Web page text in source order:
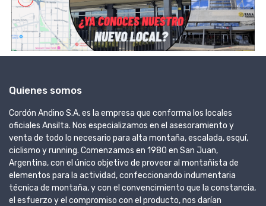
Quienes somos
Cordón Andino S.A. es la empresa que conforma los locales
oficiales Ansilta. Nos especializamos en el asesoramiento y
venta de todo lo necesario para alta montaña, escalada, esquí,
ciclismo y running. Comenzamos en 1980 en San Juan,
Argentina, con el único objetivo de proveer al montañista de
elementos para la actividad, confeccionando indumentaria
técnica de montaña, y con el convencimiento que la constancia,
el esfuerzo y el compromiso con el producto, nos darían